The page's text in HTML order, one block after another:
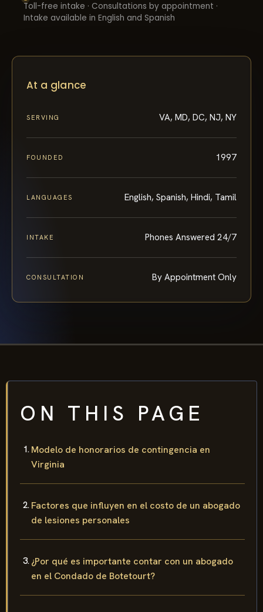
Toll-free intake · Consultations by appointment ·
Intake available in English and Spanish
At a glance
SERVING VA, MD, DC, NJ, NY
FOUNDED 1997
LANGUAGES English, Spanish, Hindi, Tamil
INTAKE Phones Answered 24/7
CONSULTATION By Appointment Only
ON THIS PAGE
Modelo de honorarios de contingencia en
Virginia
Factores que influyen en el costo de un abogado
de lesiones personales
¿Por qué es importante contar con un abogado
en el Condado de Botetourt?